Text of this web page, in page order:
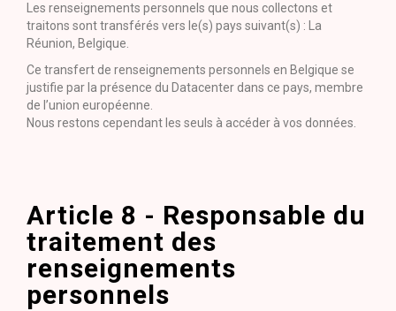
Les renseignements personnels que nous collectons et
traitons sont transférés vers le(s) pays suivant(s) : La
Réunion, Belgique.
Ce transfert de renseignements personnels en Belgique se
justifie par la présence du Datacenter dans ce pays, membre
de l’union européenne.
Nous restons cependant les seuls à accéder à vos données.
Article 8 - Responsable du
traitement des
renseignements
personnels